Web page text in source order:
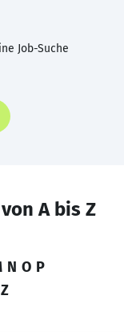
Job-Suche
A bis Z
N O P
Z